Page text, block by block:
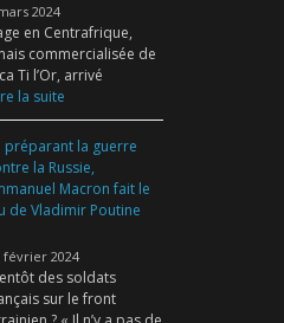
2024
en Centrafrique,
commercialisée de
Ti l’Or, arrivé
la suite
préparant la guerre
la Russie,
Macron fait le
de Vladimir Poutine
février 2024
des soldats
sur le front